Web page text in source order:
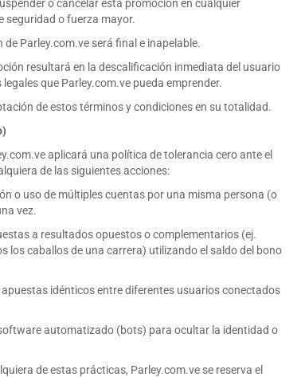
o cancelar esta promoción en cualquier
seguridad o fuerza mayor.
Parley.com.ve será final e inapelable.
resultará en la descalificación inmediata del usuario
que Parley.com.ve pueda emprender.
de estos términos y condiciones en su totalidad.
aplicará una política de tolerancia cero ante el
de las siguientes acciones:
o uso de múltiples cuentas por una misma persona (o
vez.
a resultados opuestos o complementarios (ej.
los caballos de una carrera) utilizando el saldo del bono
idénticos entre diferentes usuarios conectados
automatizado (bots) para ocultar la identidad o
de estas prácticas, Parley.com.ve se reserva el